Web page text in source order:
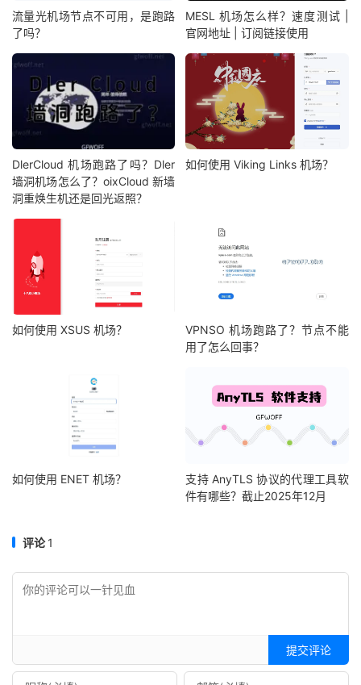
流量光机场节点不可用，是跑路
了吗？
MESL 机场怎么样？速度测试 |
官网地址 | 订阅链接使用
DlerCloud 机场跑路了吗？Dler
墙洞机场怎么了？oixCloud 新墙
洞重焕生机还是回光返照？
如何使用 Viking Links 机场？
如何使用 XSUS 机场？
VPNSO 机场跑路了？节点不能
用了怎么回事？
如何使用 ENET 机场？
支持 AnyTLS 协议的代理工具软
件有哪些？截止2025年12月
评论1
提交评论